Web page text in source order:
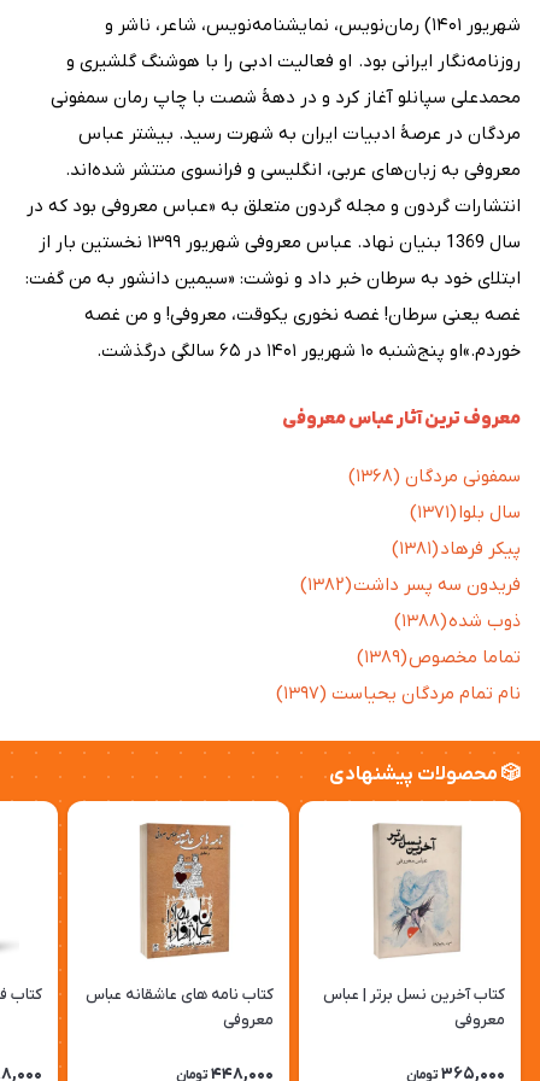
شهریور ۱۴۰۱) رمان‌نویس، نمایشنامه‌نویس، شاعر، ناشر و
روزنامه‌نگار ایرانی بود. او فعالیت ادبی را با هوشنگ گلشیری و
محمدعلی سپانلو آغاز کرد و در دههٔ شصت با چاپ رمان سمفونی
مردگان در عرصهٔ ادبیات ایران به شهرت رسید. بیشتر عباس
معروفی به زبان‌های عربی، انگلیسی و فرانسوی منتشر شده‌اند.
انتشارات گردون و مجله گردون متعلق به «عباس معروفی بود که در
سال 1369 بنیان نهاد. عباس معروفی شهریور ۱۳۹۹ نخستین بار از
ابتلای خود به سرطان خبر داد و نوشت: «سیمین دانشور به من گفت:
غصه یعنی سرطان! غصه نخوری یکوقت، معروفی! و من غصه
خوردم.»او پنج‌شنبه ۱۰ شهریور ۱۴۰۱ در ۶۵ سالگی درگذشت.
معروف ترین آثار عباس معروفی
سمفونی مردگان (۱۳۶۸)
سال بلوا (۱۳۷۱)
پیکر فرهاد (۱۳۸۱)
فریدون سه پسر داشت (۱۳۸۲)
ذوب شده (۱۳۸۸)
تماما مخصوص (۱۳۸۹)
نام تمام مردگان یحیاست (۱۳۹۷)
🎲 محصولات پیشنهادی
کتاب آخرین نسل برتر | عباس
معروفی
365,000 تومان
کتاب نامه های عاشقانه عباس
معروفی
448,000 تومان
کتاب